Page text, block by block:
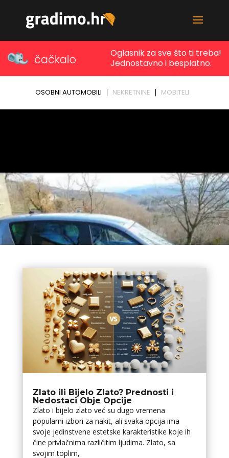
Zlato ili Bijelo Zlato? Prednosti i
Nedostaci Obje Opcije
Zlato i bijelo zlato već su dugo vremena
popularni izbori za nakit, ali svaka opcija ima
svoje jedinstvene estetske karakteristike koje ih
čine privlačnima različitim ljudima. Zlato, sa
svojim toplim,